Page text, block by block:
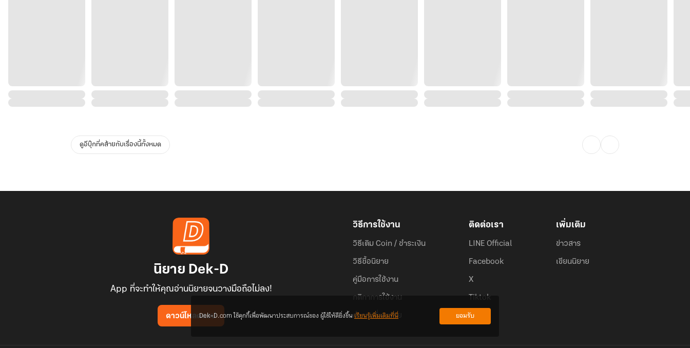
ดูอีบุ๊กที่คล้ายกับเรื่องนี้ทั้งหมด
นิยาย Dek-D
App ที่จะทำให้คุณอ่านนิยายจนวางมือถือไม่ลง!
ดาวน์โหลดแอป
วิธีการใช้งาน
วิธีเติม Coin / ชำระเงิน
วิธีซื้อนิยาย
คู่มือการใช้งาน
กติกาการใช้งาน
คำถามที่พบบ่อย
ติดต่อเรา
LINE Official
Facebook
X
Tiktok
เพิ่มเติม
ข่าวสาร
เขียนนิยาย
Dek-D.com ใช้คุกกี้เพื่อพัฒนาประสบการณ์ของ ผู้ใช้ให้ดียิ่งขึ้นเรียนรู้เพิ่มเติมที่นี่ ยอมรับ